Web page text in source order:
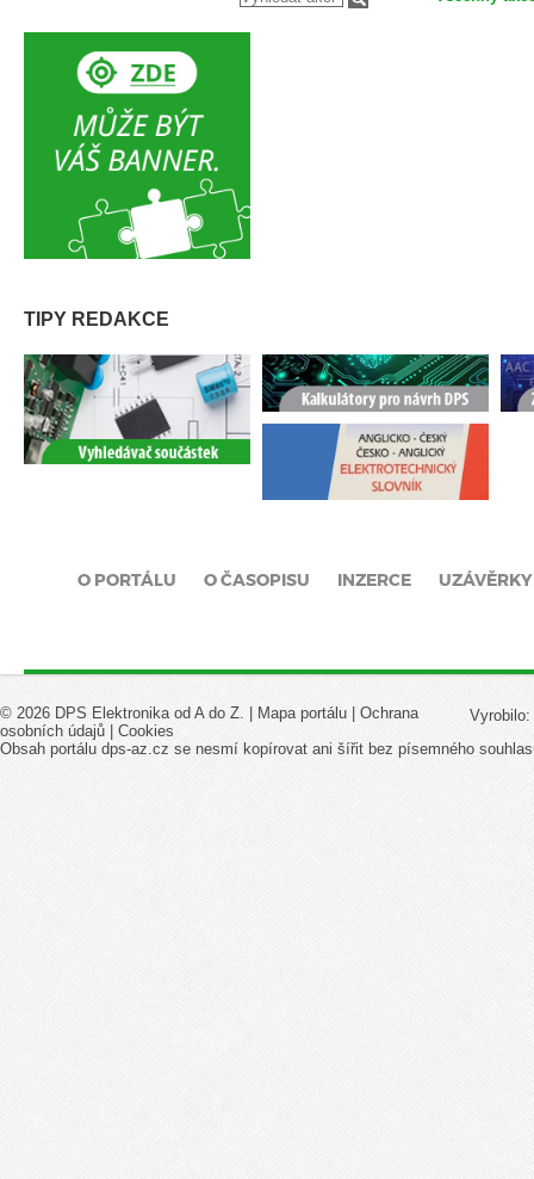
TIPY REDAKCE
O PORTÁLU O ČASOPISU INZERCE UZÁVĚRKY
Vyrobilo:
© 2026 DPS Elektronika od A do Z. | Mapa portálu
Ochrana
osobních údajů
Cookies
Obsah portálu dps-az.cz se nesmí kopírovat ani šířit bez písemného